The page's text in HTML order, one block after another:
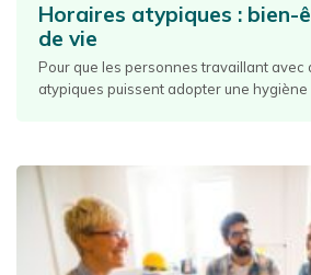
Horaires atypiques : bien-
de vie
Pour que les personnes travaillant avec
atypiques puissent adopter une hygiène